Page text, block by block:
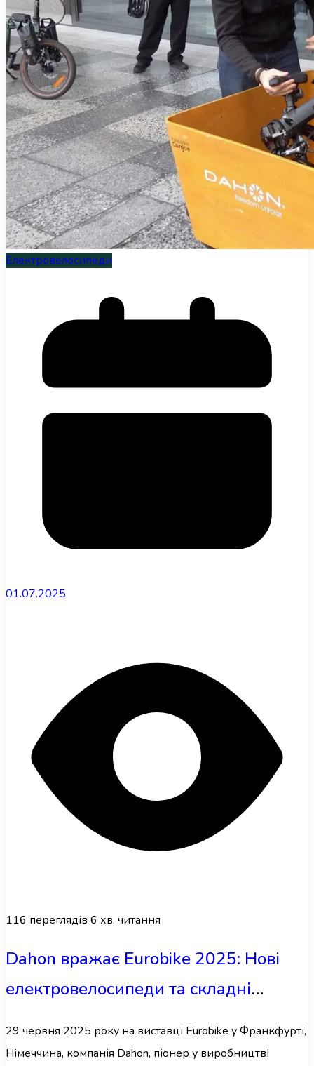
Електровелосипеди
01.07.2025
116 переглядів 6 хв. читання
Dahon вражає Eurobike 2025: Нові
електровелосипеди та складні
моделі змінюють міську мобільність
29 червня 2025 року на виставці Eurobike у Франкфурті,
Німеччина, компанія Dahon, піонер у виробництві